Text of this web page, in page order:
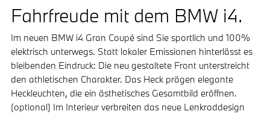
Fahrfreude mit dem BMW i4.
Im neuen BMW i4 Gran Coupé sind Sie sportlich und 100%
elektrisch unterwegs. Statt lokaler Emissionen hinterlässt es
bleibenden Eindruck: Die neu gestaltete Front unterstreicht
den athletischen Charakter. Das Heck prägen elegante
Heckleuchten, die ein ästhetisches Gesamtbild eröffnen.
(optional) Im Interieur verbreiten das neue Lenkraddesign